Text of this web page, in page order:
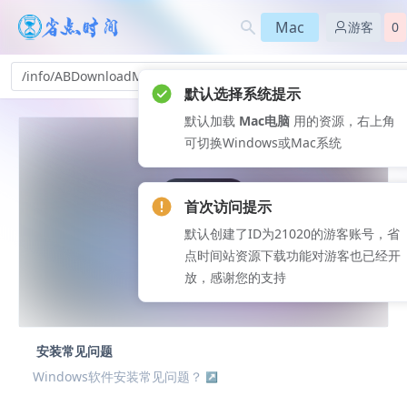
Mac 游客 0
/info/ABDownloadManager-7u_352
安装常见问题
Windows软件安装常见问题？
默认选择系统提示
默认加载 Mac电脑 用的资源，右上角
可切换Windows或Mac系统
首次访问提示
默认创建了ID为21020的游客账号，省
点时间站资源下载功能对游客也已经开
放，感谢您的支持